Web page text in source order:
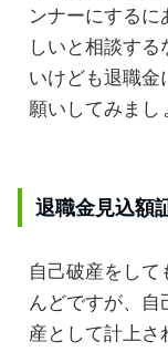
ンナーにする
しいと相談す
いけども退職金
願いしてみまし
退職金見込額
自己破産をして
んどですが、自
産として計上